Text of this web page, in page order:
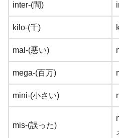
inter-(間)
kilo-(千)
mal-(悪い)
mega-(百万)
mini-(小さい)
mis-(誤った)